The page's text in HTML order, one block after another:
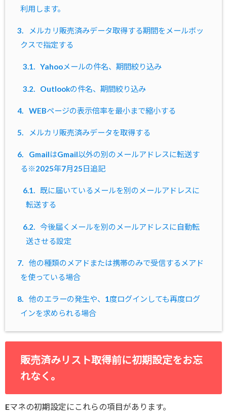
利用します。
3.
メルカリ販売済みデータ取得する期間をメールボッ
クスで指定する
3.1. Yahooメールの件名、期間絞り込み
3.2. Outlookの件名、期間絞り込み
4. WEBページの表示倍率を最小まで縮小する
5. メルカリ販売済みデータを取得する
6.
GmailはGmail以外の別のメールアドレスに転送す
る※2025年7月25日追記
6.1. 既に届いているメールを別のメールアドレスに
転送する
6.2.
今後届くメールを別のメールアドレスに自動転
送させる設定
7.
他の種類のメアドまたは携帯のみで受信するメアド
を使っている場合
8.
他のエラーの発生や、1度ログインしても再度ログ
インを求められる場合
販売済みリスト取得前に初期設定をお忘
れなく。
Eマネの初期設定にこれらの項目があります。